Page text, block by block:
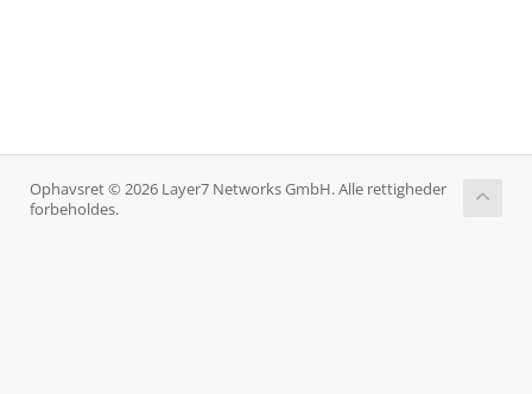
Ophavsret © 2026 Layer7 Networks GmbH. Alle rettigheder
forbeholdes.